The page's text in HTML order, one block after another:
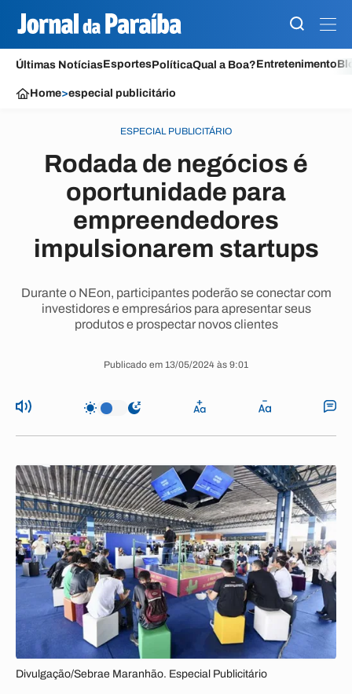
Últimas NotíciasEsportesPolíticaQual a Boa?Entretenimento
Home>especial publicitário
ESPECIAL PUBLICITÁRIO
Rodada de negócios é
oportunidade para
empreendedores
impulsionarem startups
Durante o NEon, participantes poderão se conectar com
investidores e empresários para apresentar seus
produtos e prospectar novos clientes
Publicado em 13/05/2024 às 9:01
Divulgação/Sebrae Maranhão. Especial Publicitário